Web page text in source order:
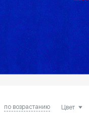
по возрастанию